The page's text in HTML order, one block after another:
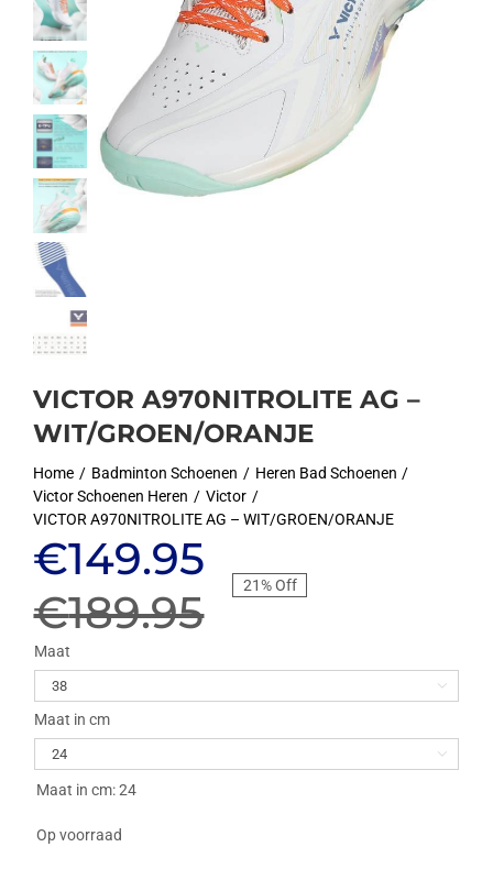
VICTOR A970NITROLITE AG –
WIT/GROEN/ORANJE
Home Badminton Schoenen
Heren Bad Schoenen
Victor Schoenen Heren
Victor
VICTOR A970NITROLITE AG – WIT/GROEN/ORANJE
€189.95
Oorspronkelijke
prijs
was:
€189.95.
€149.95
Huidige
prijs
is:
€149.95.
21% Off
Maat

Maat in cm

Maat in cm: 24
Op voorraad